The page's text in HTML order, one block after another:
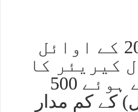
دوسرا ورژن 2022 کے اوائل
کیریئر کا
استعمال کرتے ہوئے 500
(310 میل) کے کم مدار